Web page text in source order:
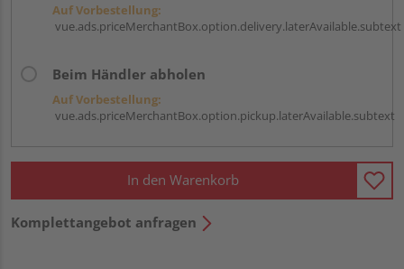
Auf Vorbestellung:
vue.ads.priceMerchantBox.option.delivery.laterAvailable.subtext
Beim Händler abholen
Auf Vorbestellung:
vue.ads.priceMerchantBox.option.pickup.laterAvailable.subtext
In den Warenkorb
Komplettangebot anfragen